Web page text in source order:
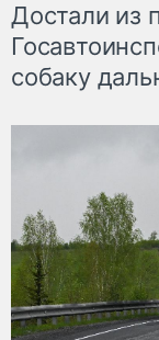
Достали из
собаку